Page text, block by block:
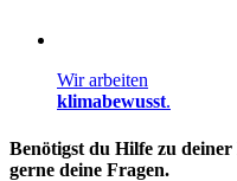
Wir arbeiten
klimabewusst.
Benötigst du Hilfe zu
gerne deine Fragen.